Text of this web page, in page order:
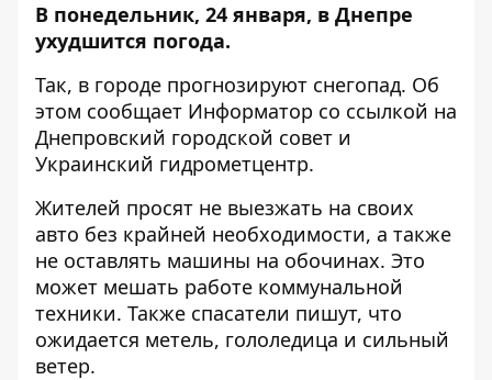
В понедельник, 24 января, в Днепре
ухудшится погода.
Так, в городе прогнозируют снегопад. Об
этом сообщает Информатор со ссылкой на
Днепровский городской совет и
Украинский гидрометцентр.
Жителей просят не выезжать на своих
авто без крайней необходимости, а также
не оставлять машины на обочинах. Это
может мешать работе коммунальной
техники. Также спасатели пишут, что
ожидается метель, гололедица и сильный
ветер.